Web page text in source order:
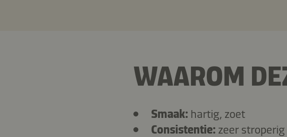
WAAROM
Smaak: hartig, zoet
Consistentie: zeer stroperig